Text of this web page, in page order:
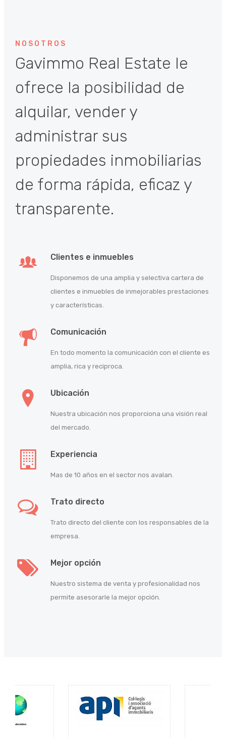
NOSOTROS
Gavimmo Real Estate le
ofrece la posibilidad de
alquilar, vender y
administrar sus
propiedades inmobiliarias
de forma rápida, eficaz y
transparente.
Clientes e inmuebles
Disponemos de una amplia y selectiva cartera de
clientes e inmuebles de inmejorables prestaciones
y características.
Comunicación
En todo momento la comunicación con el cliente es
amplia, rica y reciproca.
Ubicación
Nuestra ubicación nos proporciona una visión real
del mercado.
Experiencia
Mas de 10 años en el sector nos avalan.
Trato directo
Trato directo del cliente con los responsables de la
empresa.
Mejor opción
Nuestro sistema de venta y profesionalidad nos
permite asesorarle la mejor opción.